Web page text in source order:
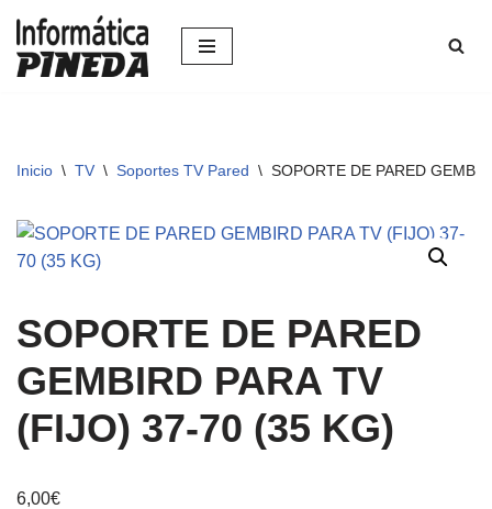
Saltar
Inicio \ TV \ Soportes TV Pared \ SOPORTE DE PARED
SOPORTE DE PARED
GEMBIRD PARA TV
(FIJO) 37-70 (35 KG)
6,00€